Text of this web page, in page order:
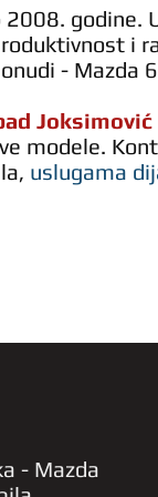
i
- Mazda
Joksimović
modele.
uslugama
- Mazda